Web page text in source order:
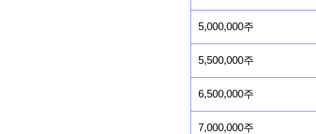
5,000,000주
5,500,000주
6,500,000주
7,000,000주